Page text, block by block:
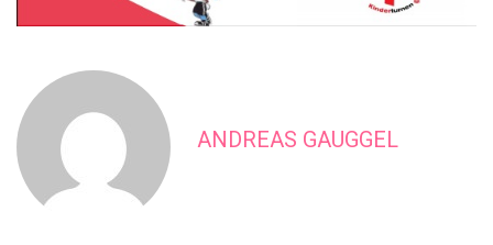
ANDREAS GAUGGEL